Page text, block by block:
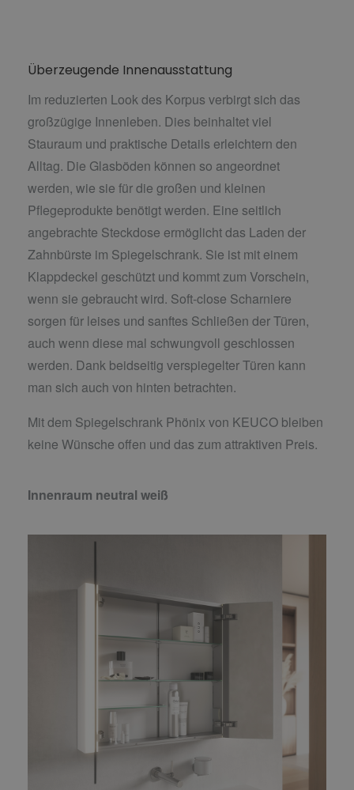
Überzeugende Innenausstattung
Im reduzierten Look des Korpus verbirgt sich das
großzügige Innenleben. Dies beinhaltet viel
Stauraum und praktische Details erleichtern den
Alltag. Die Glasböden können so angeordnet
werden, wie sie für die großen und kleinen
Pflegeprodukte benötigt werden. Eine seitlich
angebrachte Steckdose ermöglicht das Laden der
Zahnbürste im Spiegelschrank. Sie ist mit einem
Klappdeckel geschützt und kommt zum Vorschein,
wenn sie gebraucht wird. Soft-close Scharniere
sorgen für leises und sanftes Schließen der Türen,
auch wenn diese mal schwungvoll geschlossen
werden. Dank beidseitig verspiegelter Türen kann
man sich auch von hinten betrachten.
Mit dem Spiegelschrank Phönix von KEUCO bleiben
keine Wünsche offen und das zum attraktiven Preis.
Innenraum neutral weiß